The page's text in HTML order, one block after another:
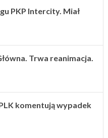
PKP Intercity. Miał
Trwa reanimacja.
komentują wypadek